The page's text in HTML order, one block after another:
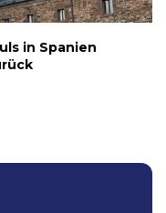
in Spanien